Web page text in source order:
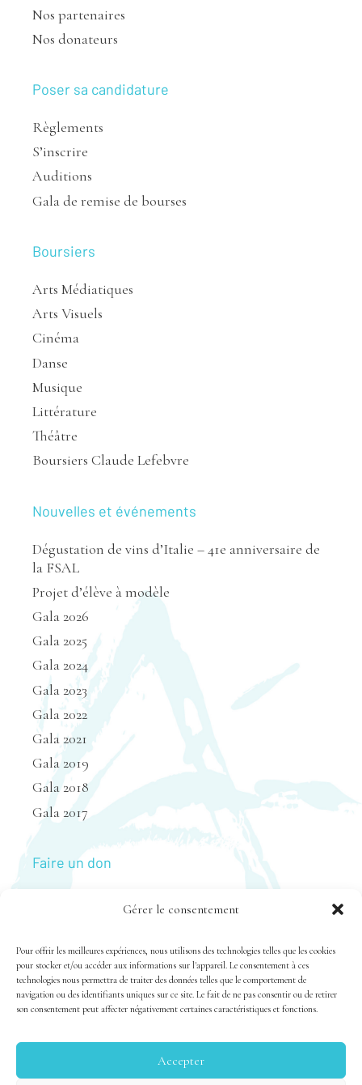
Gérer le consentement
Pour offrir les meilleures expériences, nous utilisons des technologies telles que les cookies
pour stocker et/ou accéder aux informations sur l'appareil. Le consentement à ces
technologies nous permettra de traiter des données telles que le comportement de
navigation ou des identifiants uniques sur ce site. Le fait de ne pas consentir ou de retirer
son consentement peut affecter négativement certaines caractéristiques et fonctions.
Accepter
Nos partenaires
Nos donateurs
Poser sa candidature
Règlements
S’inscrire
Auditions
Gala de remise de bourses
Boursiers
Arts Médiatiques
Arts Visuels
Cinéma
Danse
Musique
Littérature
Théâtre
Boursiers Claude Lefebvre
Nouvelles et événements
Dégustation de vins d’Italie – 41e anniversaire de
la FSAL
Projet d’élève à modèle
Gala 2026
Gala 2025
Gala 2024
Gala 2023
Gala 2022
Gala 2021
Gala 2019
Gala 2018
Gala 2017
Faire un don